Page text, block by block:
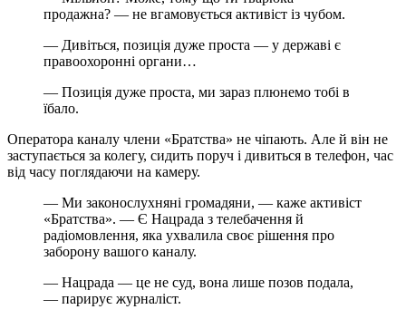
продажна? — не вгамовується активіст із чубом.
— Дивіться, позиція дуже проста — у державі є
правоохоронні органи…
— Позиція дуже проста, ми зараз плюнемо тобі в
їбало.
Оператора каналу члени «Братства» не чіпають. Але й він не
заступається за колегу, сидить поруч і дивиться в телефон, час
від часу поглядаючи на камеру.
— Ми законослухняні громадяни, — каже активіст
«Братства». — Є Нацрада з телебачення й
радіомовлення, яка ухвалила своє рішення про
заборону вашого каналу.
— Нацрада — це не суд, вона лише позов подала,
— парирує журналіст.